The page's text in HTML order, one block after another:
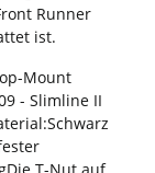
Runner
ist.
Mount
- Slimline II